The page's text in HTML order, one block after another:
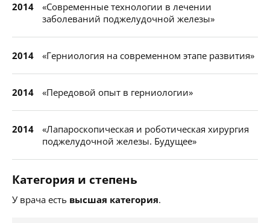
2014
«Современные технологии в лечении
заболеваний поджелудочной железы»
2014 «Герниология на современном этапе развития»
2014 «Передовой опыт в герниологии»
2014
«Лапароскопическая и роботическая хирургия
поджелудочной железы. Будущее»
Категория и степень
У врача есть высшая категория.